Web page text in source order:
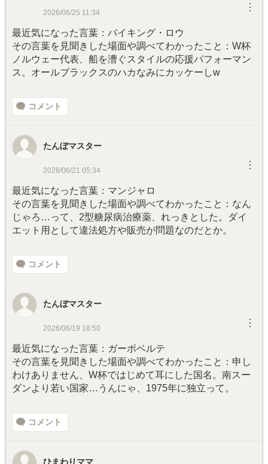
2026/06/25 11:34 ︙
最近気になった言葉：バイキング・ロウ
その言葉を見聞きした場面や調べてわかったこと：W杯
ノルウェー代表、船を漕ぐスタイルの応援パフォーマン
ス。オールブラックスのハカなみにカッケーしw
コメント
たんぼマスター
2026/06/21 05:34 ︙
最近気になった言葉：マンジャロ
その言葉を見聞きした場面や調べてわかったこと：なん
じゃろ…って、2型糖尿病治療薬、れっきとした。ダイ
エット用として違法処方や販売が問題なのだとか。
コメント
たんぼマスター
2026/06/19 18:50 ︙
最近気になった言葉：ガーボベルテ
その言葉を見聞きした場面や調べてわかったこと：申し
わけありません、W杯ではじめて耳にした国名。南スー
ダンより若い国家…うんにゃ、1975年に独立って。
コメント
ひまわりママ